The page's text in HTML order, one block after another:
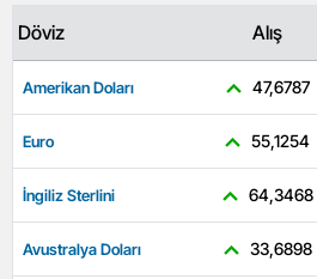
Döviz Alış
Amerikan Doları 47,6787
Euro 55,1254
İngiliz Sterlini 64,3468
Avustralya Doları 33,6898